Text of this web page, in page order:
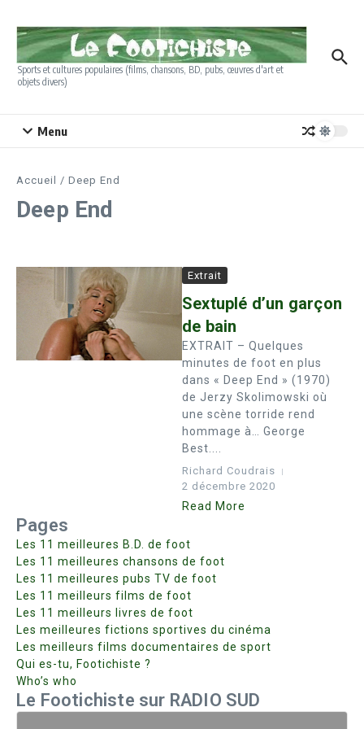
Sports et cultures populaires (films, chansons, BD, pubs, œuvres d'art et
objets divers)
Menu
Accueil / Deep End
Deep End
Extrait
Sextuplé d’un garçon
de bain
EXTRAIT – Quelques
minutes de foot en plus
dans « Deep End » (1970)
de Jerzy Skolimowski où
une scène torride rend
hommage à… George
Best....
Richard Coudrais
2 décembre 2020
Read More
Pages
Les 11 meilleures B.D. de foot
Les 11 meilleures chansons de foot
Les 11 meilleures pubs TV de foot
Les 11 meilleurs films de foot
Les 11 meilleurs livres de foot
Les meilleures fictions sportives du cinéma
Les meilleurs films documentaires de sport
Qui es-tu, Footichiste ?
Who’s who
Le Footichiste sur RADIO SUD